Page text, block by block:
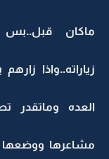
ماكان قبل..بس
زياراته..واذا
العده
مشاعرها ووضعها